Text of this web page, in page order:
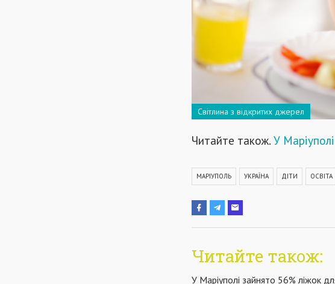
Світлина з відкритих джерел
Читайте також. У
МАРІУПОЛЬ УКРАЇНА ДІТИ ОСВІТА
Читайте також:
У Маріуполі зайнято 56% ліжок